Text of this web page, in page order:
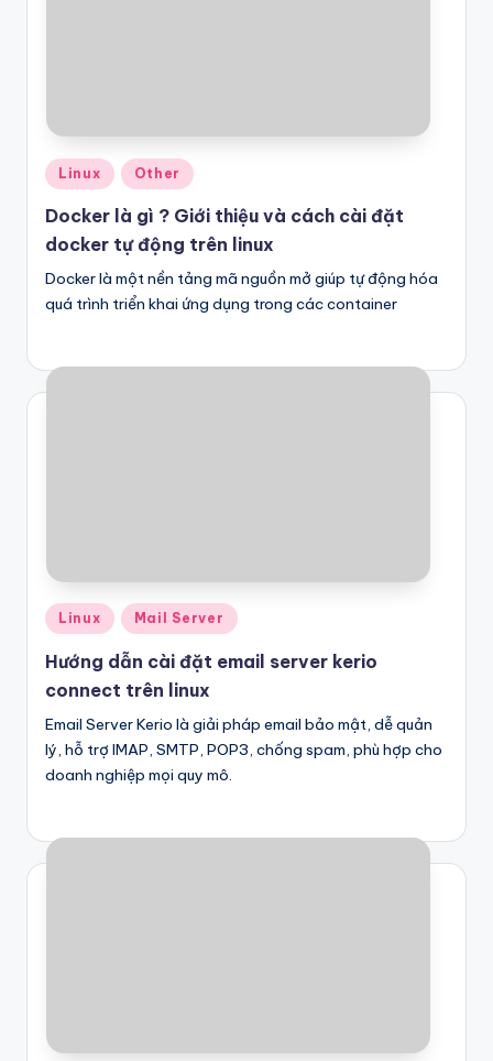
Posted
in
Linux Other
Docker là gì ? Giới thiệu và cách cài đặt
docker tự động trên linux
Docker là một nền tảng mã nguồn mở giúp tự động hóa
quá trình triển khai ứng dụng trong các container
Posted
Linux Mail Server
Hướng dẫn cài đặt email server kerio
connect trên linux
Email Server Kerio là giải pháp email bảo mật, dễ quản
lý, hỗ trợ IMAP, SMTP, POP3, chống spam, phù hợp cho
doanh nghiệp mọi quy mô.